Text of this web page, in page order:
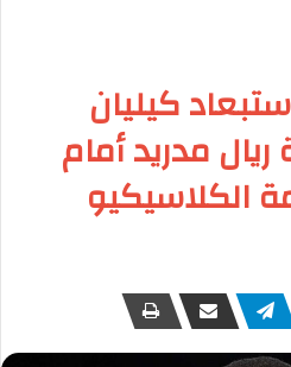
إستبعاد كيليان
مدريد أمام
الكلاسيكيو